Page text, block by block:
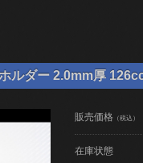
ルダー 2.0mm厚
販売価格 （税込）
在庫状態